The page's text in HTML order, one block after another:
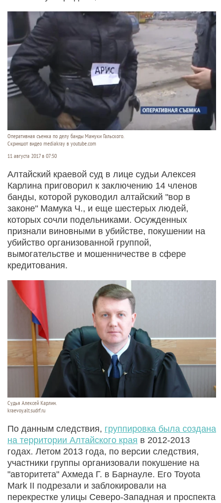
Оперативная съемка по делу банды Мамуки Гальского.
Скриншот видео mediakray в youtube.com
11 августа 2017 в 07:50
Алтайский краевой суд в лице судьи Алексея
Карлина приговорил к заключению 14 членов
банды, которой руководил алтайский "вор в
законе" Мамука Ч., и еще шестерых людей,
которых сочли подельниками. Осужденных
признали виновными в убийстве, покушении на
убийство организованной группой,
вымогательстве и мошенничестве в сфере
кредитования.
Судья Алексей Карлин.
kraevoy.alt.sudrf.ru
По данным следствия, группировка была создана
на территории Алтайского края в 2012-2013
годах. Летом 2013 года, по версии следствия,
участники группы организовали покушение на
"авторитета" Ахмеда Г. в Барнауле. Его Toyota
Mark II подрезали и заблокировали на
перекрестке улицы Северо-Западная и проспекта